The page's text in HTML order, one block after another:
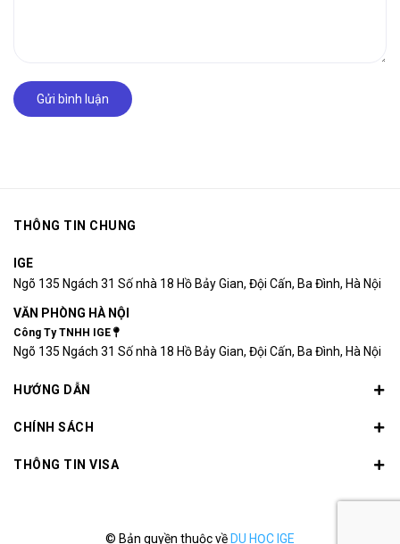
Gửi bình luận
THÔNG TIN CHUNG
IGE
Ngõ 135 Ngách 31 Số nhà 18 Hồ Bảy Gian, Đội Cấn, Ba Đình, Hà Nội
VĂN PHÒNG HÀ NỘI
Công Ty TNHH IGE
Ngõ 135 Ngách 31 Số nhà 18 Hồ Bảy Gian, Đội Cấn, Ba Đình, Hà Nội
HƯỚNG DẪN
CHÍNH SÁCH
THÔNG TIN VISA
© Bản quyền thuộc về DU HỌC IGE